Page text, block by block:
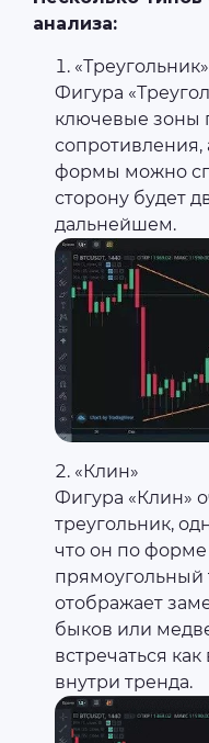
анализа:
«Треугольник»
Фигура
ключевые зоны
сопротивления,
формы можно
сторону будет
дальнейшем.
«Клин»
Фигура «Клин»
треугольник,
что он по
прямоугольный
отображает
быков или
встречаться
внутри тренда.